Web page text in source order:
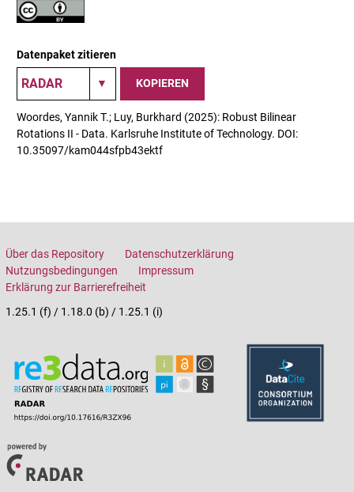
Datenpaket zitieren
KOPIEREN
Woordes, Yannik T.; Luy, Burkhard (2025): Robust Bilinear
Rotations II - Data. Karlsruhe Institute of Technology. DOI:
10.35097/kam044sfpb43ektf
Über das Repository
Datenschutzerklärung
Nutzungsbedingungen
Impressum
Erklärung zur Barrierefreiheit
1.25.1 (f) / 1.18.0 (b) / 1.25.1 (i)